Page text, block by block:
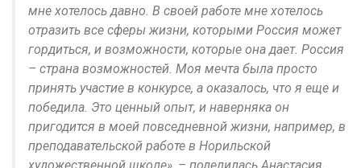
мне хотелось давно. В своей работе мне хотелось
отразить все сферы жизни, которыми Россия может
гордиться, и возможности, которые она дает. Россия
– страна возможностей. Моя мечта была просто
принять участие в конкурсе, а оказалось, что я еще и
победила. Это ценный опыт, и наверняка он
пригодится в моей повседневной жизни, например, в
преподавательской работе в Норильской
художественной школе», – поделилась Анастасия.